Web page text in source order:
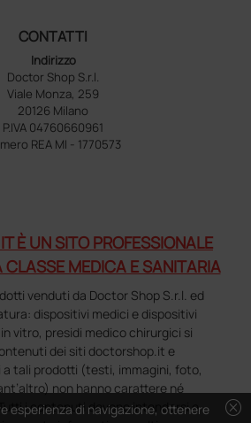
CONTATTI
Indirizzo
Doctor Shop S.r.l.
Viale Monza, 259
20126 Milano
P.IVA 04760660961
REA MI - 1770573
È UN SITO PROFESSIONALE
CLASSE MEDICA E SANITARIA
venduti da Doctor Shop S.r.l. ed
dispositivi medici e dispositivi
vitro, presidi medico chirurgici si
dei siti doctorshop.it e
tali prodotti (testi, immagini, foto,
non hanno carattere né
i contenuti devono intendersi e
cancel
esperienza di navigazione, ottenere